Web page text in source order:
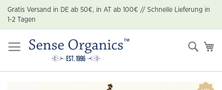
Zum
Inhalt
springen
Gratis Versand in DE ab 50€, in AT ab 100€ // Schnelle Lieferung in
1-2 Tagen
Suche